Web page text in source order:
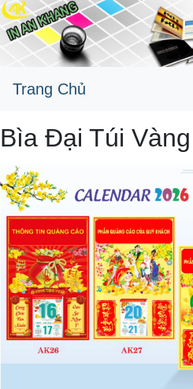
Trang Chủ
Bìa Đại Túi